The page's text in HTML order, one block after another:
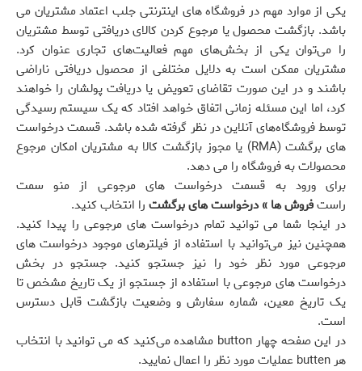
یکی از موارد مهم در فروشگاه های اینترنتی جلب اعتماد مشتریان می
باشد. بازگشت محصول یا مرجوع کردن کالای دریافتی توسط مشتریان
را می‌توان یکی از بخش‌های مهم فعالیت‌های تجاری عنوان کرد.
مشتریان ممکن است به دلایل مختلفی از محصول دریافتی ناراضی
باشند و در این صورت تقاضای تعویض یا دریافت پولشان را خواهند
کرد، اما این مسئله زمانی اتفاق خواهد افتاد که یک سیستم رسیدگی
توسط فروشگاه‌های آنلاین در نظر گرفته شده باشد. قسمت درخواست
های برگشت (RMA) یا مجوز بازگشت کالا به مشتریان امکان مرجوع
محصولات به فروشگاه را می دهد.
برای ورود به قسمت درخواست های مرجوعی از منو سمت
راستفروش ها » درخواست های برگشت را انتخاب کنید.
در اینجا شما می توانید تمام درخواست های مرجوعی را پیدا کنید.
همچنین نیز می‌توانید با استفاده از فیلترهای موجود درخواست های
مرجوعی مورد نظر خود را نیز جستجو کنید. جستجو در بخش
درخواست های مرجوعی با استفاده از جستجو از یک تاریخ مشخص تا
یک تاریخ معین، شماره سفارش و وضعیت بازگشت قابل دسترس
است.
در این صفحه چهار button مشاهده می‌کنید که می توانید با انتخاب
هر butten عملیات مورد نظر را اعمال نمایید.